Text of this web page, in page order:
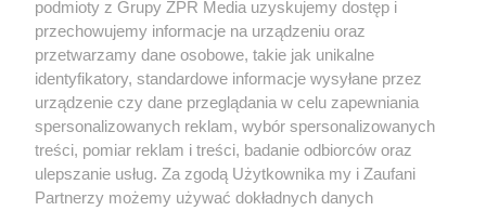
Jet grouting – skuteczna metoda wzmacniania i
uszczelniania gruntu
podmioty z Grupy ZPR Media uzyskujemy dostęp i
przechowujemy informacje na urządzeniu oraz
przetwarzamy dane osobowe, takie jak unikalne
identyfikatory, standardowe informacje wysyłane przez
urządzenie czy dane przeglądania w celu zapewniania
spersonalizowanych reklam, wybór spersonalizowanych
treści, pomiar reklam i treści, badanie odbiorców oraz
ulepszanie usług. Za zgodą Użytkownika my i Zaufani
Partnerzy możemy używać dokładnych danych